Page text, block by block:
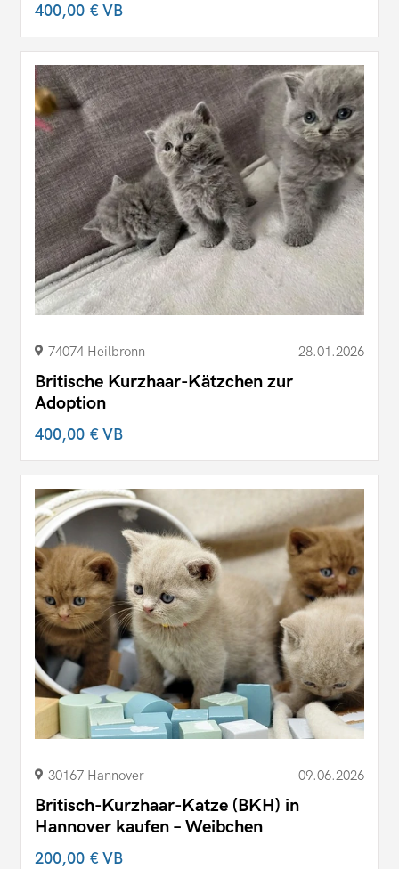
400,00 €VB
74074 Heilbronn 28.01.2026
Britische Kurzhaar-Kätzchen zur
Adoption
400,00 €VB
30167 Hannover 09.06.2026
Britisch-Kurzhaar-Katze (BKH) in
Hannover kaufen – Weibchen
200,00 €VB